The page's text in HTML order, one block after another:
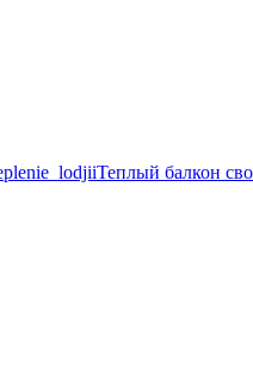
Теплый балкон